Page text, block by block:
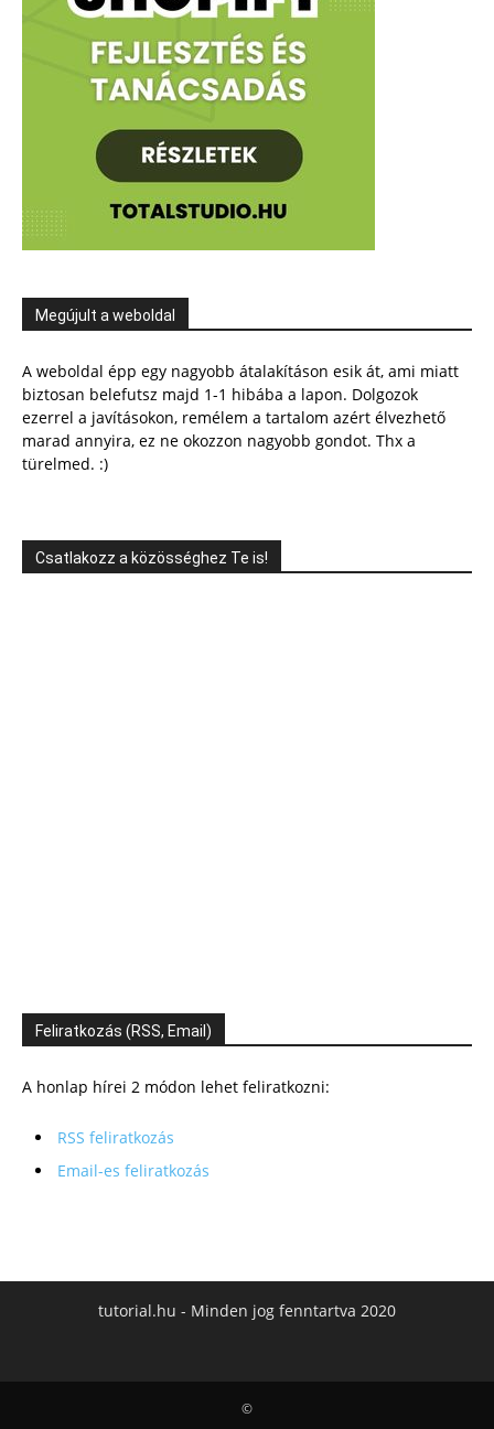
Megújult a weboldal
A weboldal épp egy nagyobb átalakításon esik át, ami miatt
biztosan belefutsz majd 1-1 hibába a lapon. Dolgozok
ezerrel a javításokon, remélem a tartalom azért élvezhető
marad annyira, ez ne okozzon nagyobb gondot. Thx a
türelmed. :)
Csatlakozz a közösséghez Te is!
Feliratkozás (RSS, Email)
A honlap hírei 2 módon lehet feliratkozni:
RSS feliratkozás
Email-es feliratkozás
tutorial.hu - Minden jog fenntartva 2020
©